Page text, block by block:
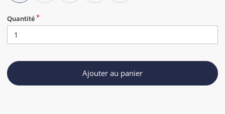
Quantité
Ajouter au panier